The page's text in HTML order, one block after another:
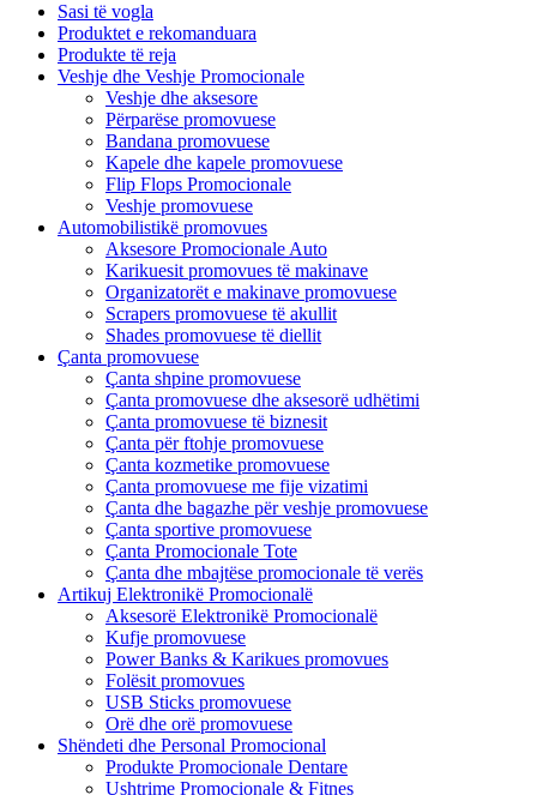
Sasi të vogla
Produktet e rekomanduara
Produkte të reja
Veshje dhe Veshje Promocionale
Veshje dhe aksesore
Përparëse promovuese
Bandana promovuese
Kapele dhe kapele promovuese
Flip Flops Promocionale
Veshje promovuese
Automobilistikë promovues
Aksesore Promocionale Auto
Karikuesit promovues të makinave
Organizatorët e makinave promovuese
Scrapers promovuese të akullit
Shades promovuese të diellit
Çanta promovuese
Çanta shpine promovuese
Çanta promovuese dhe aksesorë udhëtimi
Çanta promovuese të biznesit
Çanta për ftohje promovuese
Çanta kozmetike promovuese
Çanta promovuese me fije vizatimi
Çanta dhe bagazhe për veshje promovuese
Çanta sportive promovuese
Çanta Promocionale Tote
Çanta dhe mbajtëse promocionale të verës
Artikuj Elektronikë Promocionalë
Aksesorë Elektronikë Promocionalë
Kufje promovuese
Power Banks & Karikues promovues
Folësit promovues
USB Sticks promovuese
Orë dhe orë promovuese
Shëndeti dhe Personal Promocional
Produkte Promocionale Dentare
Ushtrime Promocionale & Fitnes